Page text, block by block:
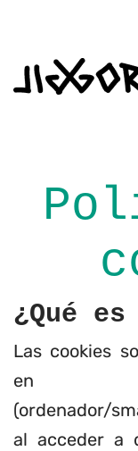
¿Qué
Las cookies
en
(ordenador/
al acceder a